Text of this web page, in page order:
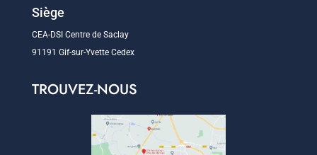
Siège
CEA-DSI Centre de Saclay
91191 Gif-sur-Yvette Cedex
TROUVEZ-NOUS